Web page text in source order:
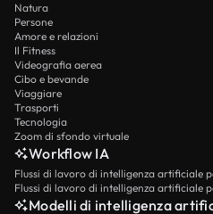
Natura
Persone
Amore e relazioni
Il Fitness
Videografia aerea
Cibo e bevande
Viaggiare
Trasporti
Tecnologia
Zoom di sfondo virtuale
Workflow IA
Flussi di lavoro di intelligenza artificiale
Modelli di intelligenza